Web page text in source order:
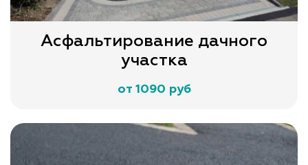
Асфальтирование дачного
участка
от 1090 руб